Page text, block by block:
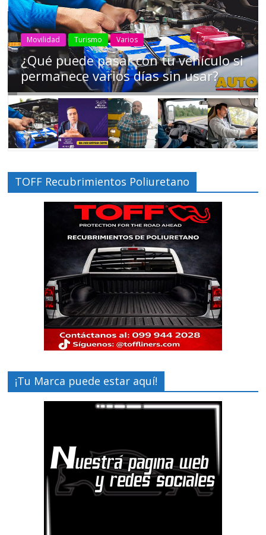
AEADE Industria Motociclismo Motos Movilidad
Campaña busca cambiar destino de
los motociclistas en la región
TOFF Recubrimientos Poliuretano
¡Tu Marca puede estar aquí!